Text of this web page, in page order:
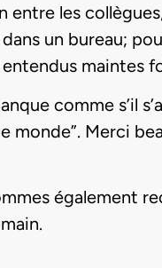
les
un bureau;
maintes
comme s’il
monde”. Merci
également